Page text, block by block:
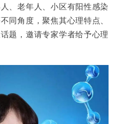
、老年人、小区有阳性感染
同角度，聚焦其心理特点、
题，邀请专家学者给予心理